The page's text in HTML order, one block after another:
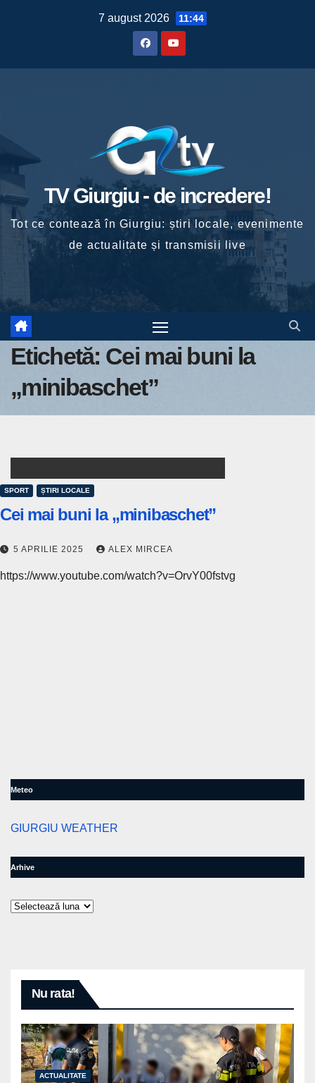
7 august 2026 11:44
TV Giurgiu - de incredere!
Tot ce contează în Giurgiu: știri locale, evenimente
de actualitate și transmisii live
Etichetă: Cei mai buni la
„minibaschet”
SPORT ȘTIRI LOCALE
Cei mai buni la „minibaschet”
5 APRILIE 2025 ALEX MIRCEA
https://www.youtube.com/watch?v=OrvY00fstvg
Meteo
GIURGIU WEATHER
Arhive
Arhive
Nu rata!
ACTUALITATE